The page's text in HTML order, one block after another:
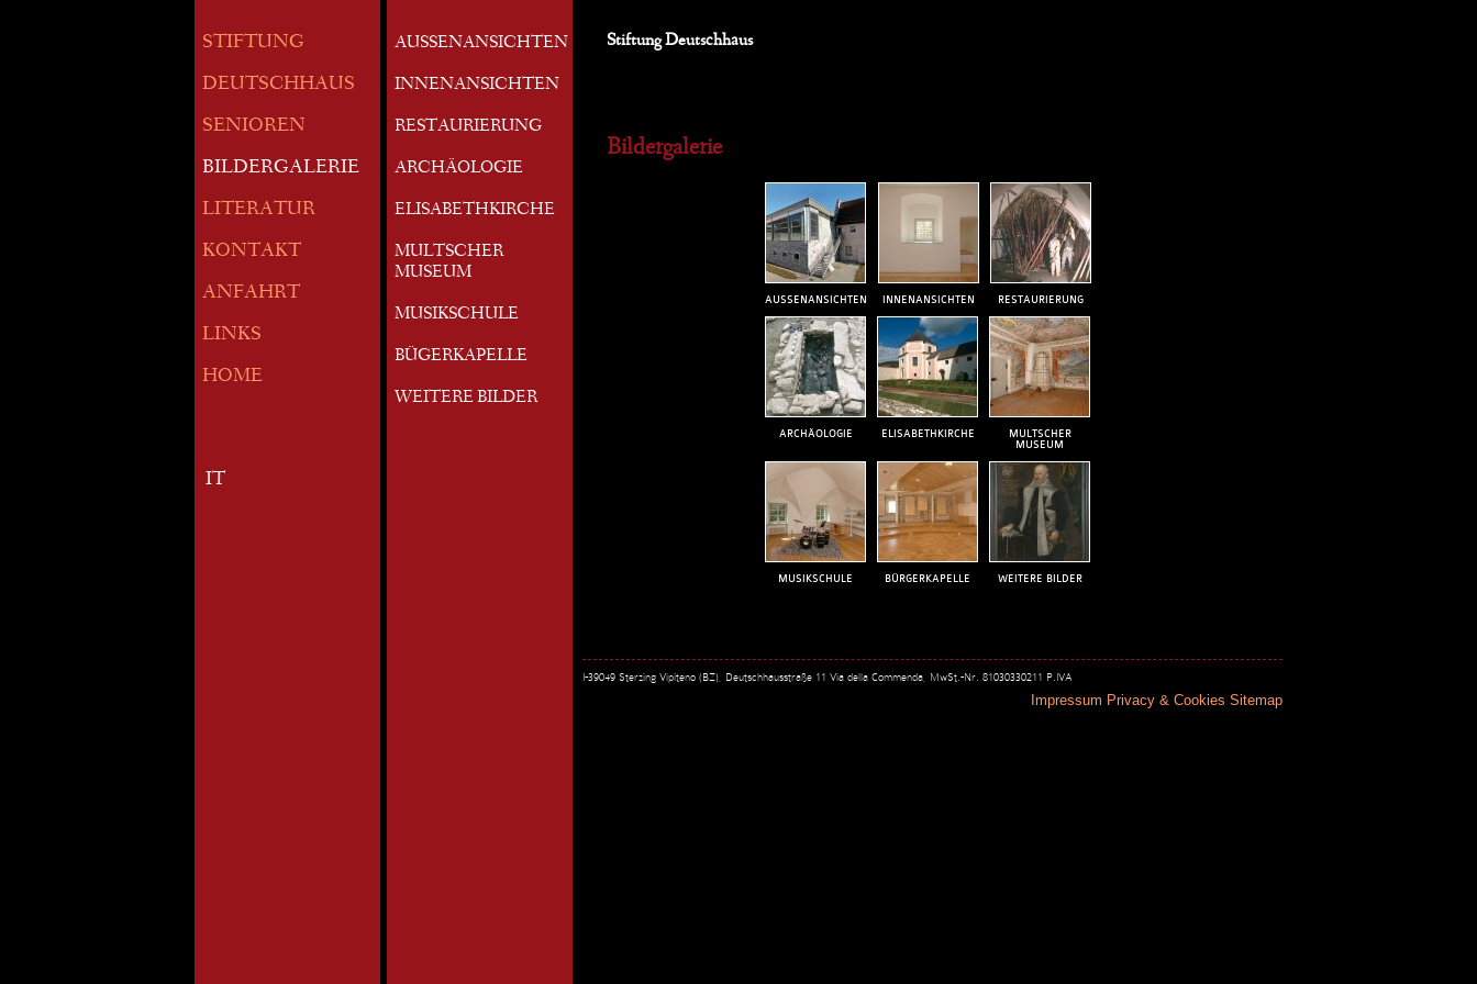
STIFTUNG
DEUTSCHHAUS
SENIOREN
BILDERGALERIE
LITERATUR
KONTAKT
ANFAHRT
LINKS
HOME
IT
AUSSENANSICHTEN
INNENANSICHTEN
RESTAURIERUNG
ARCHÄOLOGIE
ELISABETHKIRCHE
MULTSCHER
MUSEUM
MUSIKSCHULE
BÜGERKAPELLE
WEITERE BILDER
Stiftung Deutschhaus
Bildergalerie
AUSSENANSICHTEN INNENANSICHTEN RESTAURIERUNG
ARCHÄOLOGIE ELISABETHKIRCHE
MULTSCHER
MUSEUM
MUSIKSCHULE BÜRGERKAPELLE WEITERE BILDER
I-39049 Sterzing Vipiteno (BZ), Deutschhausstraße 11 Via della Commenda, MwSt.-Nr. 81030330211 P.IVA
Impressum Privacy & Cookies Sitemap